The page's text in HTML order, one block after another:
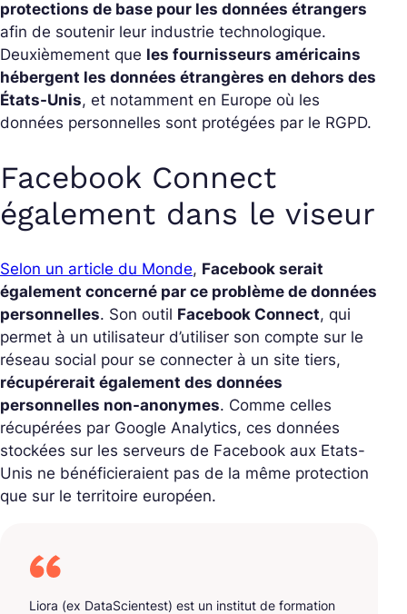
protections de base pour les données étrangers
afin de soutenir leur industrie technologique.
Deuxièmement que les fournisseurs américains
hébergent les données étrangères en dehors des
États-Unis, et notamment en Europe où les
données personnelles sont protégées par le RGPD.
Facebook Connect
également dans le viseur
Selon un article du Monde, Facebook serait
également concerné par ce problème de données
personnelles. Son outil Facebook Connect, qui
permet à un utilisateur d’utiliser son compte sur le
réseau social pour se connecter à un site tiers,
récupérerait également des données
personnelles non-anonymes. Comme celles
récupérées par Google Analytics, ces données
stockées sur les serveurs de Facebook aux Etats-
Unis ne bénéficieraient pas de la même protection
que sur le territoire européen.
Liora (ex DataScientest) est un institut de formation